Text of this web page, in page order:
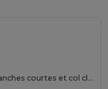
AIFOS Chemise à manches courtes et col classique amidonné avec un bouton